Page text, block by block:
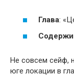
Глава:
Не совсем сейф,
юге локации в